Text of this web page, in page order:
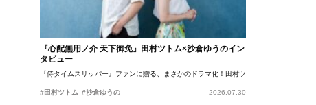
『心配無用ノ介 天下御免』田村ツトム×沙倉ゆうのイン
タビュー
『侍タイムスリッパー』ファンに贈る、まさかのドラマ化！田村ツトム×沙倉ゆうのが語
#田村ツトム #沙倉ゆうの 2026.07.30